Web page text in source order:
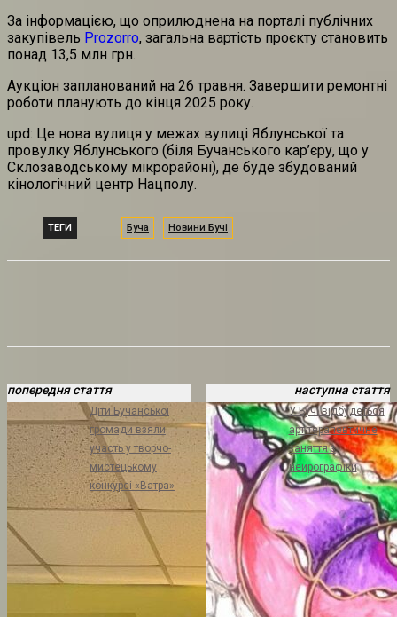
За інформацією, що оприлюднена на порталі публічних
закупівель Prozorro, загальна вартість проєкту становить
понад 13,5 млн грн.
Аукціон запланований на 26 травня. Завершити ремонтні
роботи планують до кінця 2025 року.
upd: Це нова вулиця у межах вулиці Яблунської та
провулку Яблунського (біля Бучанського кар’єру, що у
Склозаводському мікрорайоні), де буде збудований
кінологічний центр Нацполу.
ТЕГИ Буча Новини Бучі
попередня стаття
Діти Бучанської
громади взяли
участь у творчо-
мистецькому
конкурсі «Ватра»
наступна стаття
У Бучі відбудеться
арт-терапевтичне
заняття з
нейрографіки